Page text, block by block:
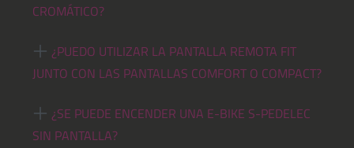
CROMÁTICO?
¿PUEDO UTILIZAR LA PANTALLA REMOTA FIT
JUNTO CON LAS PANTALLAS COMFORT O COMPACT?
¿SE PUEDE ENCENDER UNA E-BIKE S-PEDELEC
SIN PANTALLA?